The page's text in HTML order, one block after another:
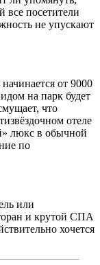
все посетители
не упускают
от 9000
на парк будет
что
отеле
люкс в обычной
по
или
и крутой СПА
хочется